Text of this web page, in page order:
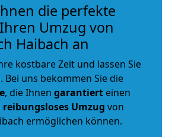
die perfekte
Umzug von
Haibach an
kostbare Zeit und lassen Sie
Bei uns bekommen Sie die
, die Ihnen garantiert einen
reibungsloses Umzug von
ermöglichen können.